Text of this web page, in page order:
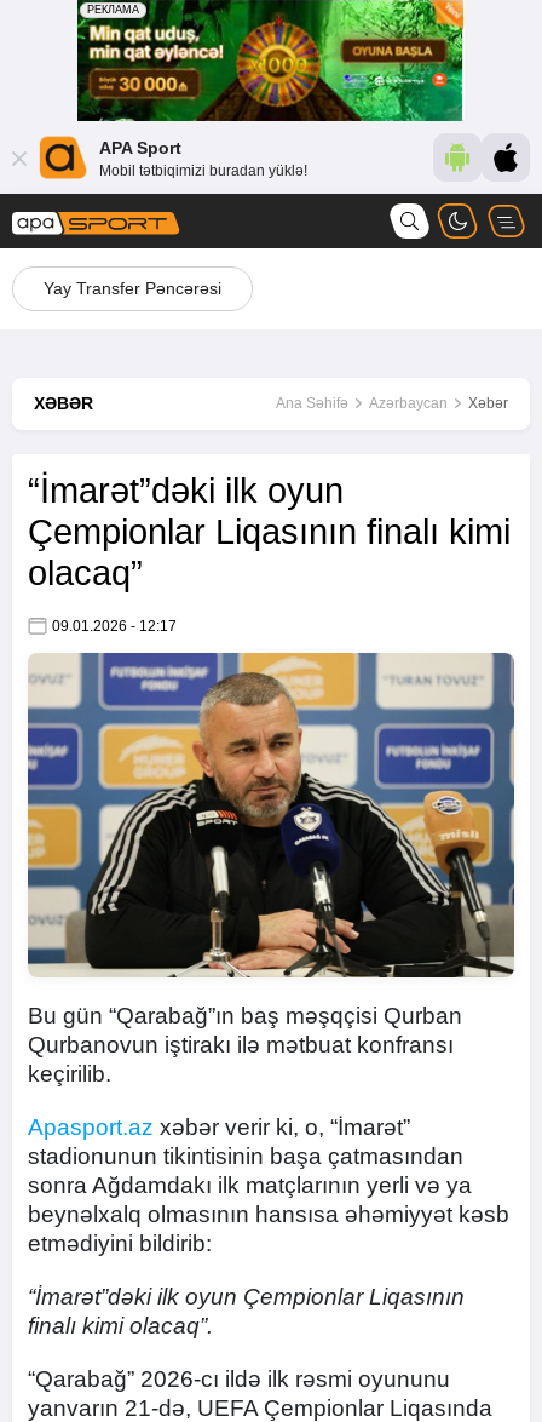
APA Sport
Mobil tətbiqimizi buradan yüklə!
Yay Transfer Pəncərəsi
XƏBƏR Ana Səhifə Azərbaycan Xəbər
“İmarət”dəki ilk oyun
Çempionlar Liqasının finalı kimi
olacaq”
09.01.2026 - 12:17
Bu gün “Qarabağ”ın baş məşqçisi Qurban
Qurbanovun iştirakı ilə mətbuat konfransı
keçirilib.
Apasport.az xəbər verir ki, o, “İmarət”
stadionunun tikintisinin başa çatmasından
sonra Ağdamdakı ilk matçlarının yerli və ya
beynəlxalq olmasının hansısa əhəmiyyət kəsb
etmədiyini bildirib:
“İmarət”dəki ilk oyun Çempionlar Liqasının
finalı kimi olacaq”.
“Qarabağ” 2026-cı ildə ilk rəsmi oyununu
yanvarın 21-də, UEFA Çempionlar Liqasında